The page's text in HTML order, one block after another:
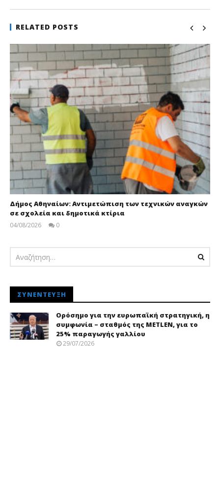
RELATED POSTS
Δήμος Αθηναίων: Αντιμετώπιση των τεχνικών αναγκών
σε σχολεία και δημοτικά κτίρια
04/08/2026
0
ΣΥΝΈΝΤΕΥΞΗ
Ορόσημο για την ευρωπαϊκή στρατηγική, η
συμφωνία – σταθμός της METLEN, για το
25% παραγωγής γαλλίου
29/07/2026